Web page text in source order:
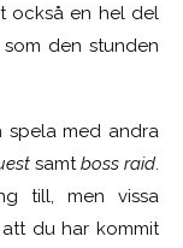
också en hel del
den stunden
spela med andra
samtboss raid.
till, men vissa
du har kommit